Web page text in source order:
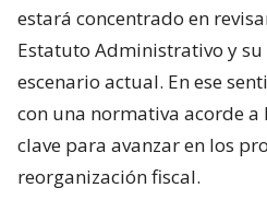
estará concentrado en
Estatuto Administrativo y
escenario actual. En ese
con una normativa acorde
clave para avanzar en los
reorganización fiscal.